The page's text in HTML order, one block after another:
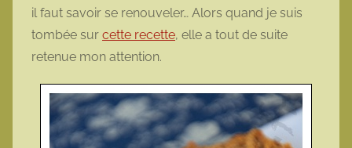
o
t
t
e
il faut savoir se renouveler… Alors quand je suis
tombée sur cette recette, elle a tout de suite
retenue mon attention.